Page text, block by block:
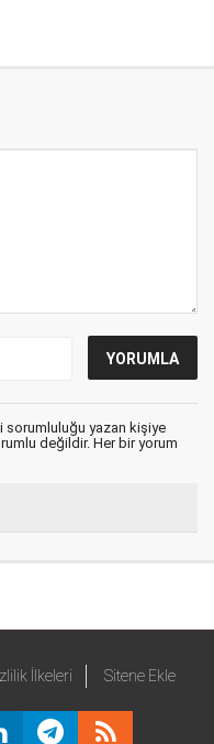
sorumluluğu yazan kişiye
değildir. Her bir yorum
İlkeleri Sitene Ekle